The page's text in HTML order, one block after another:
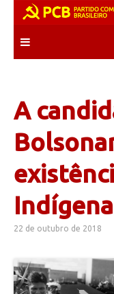
content
A
22 de outubro de 2018